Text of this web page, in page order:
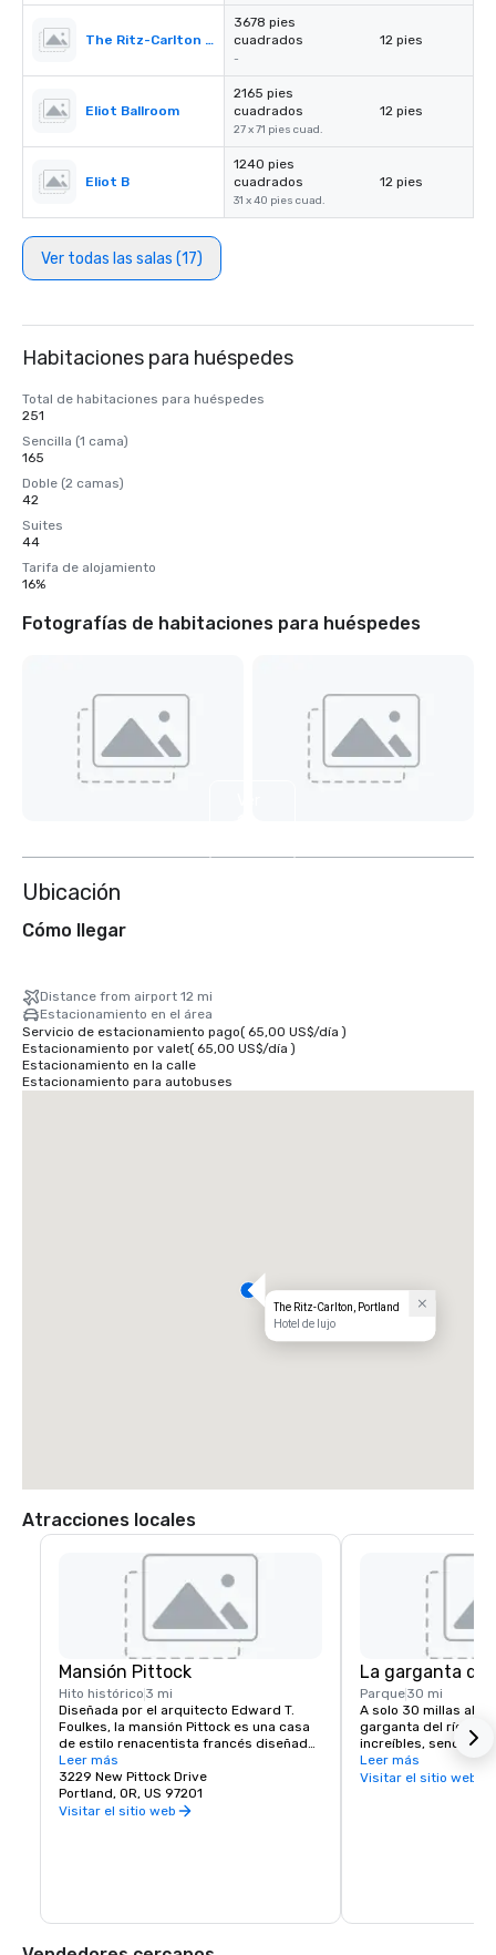
The Ritz-Carlton Pre-Function
3678 pies
cuadrados
-
12 pies
Eliot Ballroom
2165 pies
cuadrados
27 x 71 pies cuad.
12 pies
Eliot B
1240 pies
cuadrados
31 x 40 pies cuad.
12 pies
Ver todas las salas (17)
Habitaciones para huéspedes
Total de habitaciones para huéspedes
251
Sencilla (1 cama)
165
Doble (2 camas)
42
Suites
44
Tarifa de alojamiento
16%
Fotografías de habitaciones para huéspedes
Ubicación
Cómo llegar
Distance from airport 12 mi
Estacionamiento en el área
Servicio de estacionamiento pago( 65,00 US$/día )
Estacionamiento por valet( 65,00 US$/día )
Estacionamiento en la calle
Estacionamiento para autobuses
The Ritz-Carlton, Portland
Hotel de lujo
Atracciones locales
Mansión Pittock
Hito histórico 3 mi
Diseñada por el arquitecto Edward T.
Foulkes, la mansión Pittock es una casa
de estilo renacentista francés diseñada
para capturar la vista del centro de
Portland y las montañas Cascade.
Construida en 1912 para el editor de The
Oregonian Newspaper, Henry Pittock,
Leer más
3229 New Pittock Drive
Portland, OR, US 97201
Visitar el sitio web
La garganta
Parque30 mi
A solo 30 millas al
garganta del río
increíbles, senderos
bicicletas de
cascadas. Algunos
Leer más
Visitar el sitio web